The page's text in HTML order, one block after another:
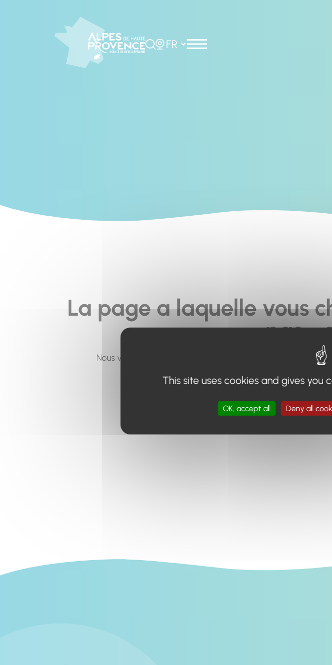
Rechercher
Choisir la langue
La page a laquelle vous
pas...
Nous vous invitons à utiliser le moteur de recherche en haut
Retour
This site uses cookies and gives
OK, accept all Deny all